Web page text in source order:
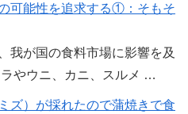
可能性を追求する①：そもそ
我が国の食料市場に影響を及
やウニ、カニ、スルメ …
ズ）が採れたので蒲焼きで食